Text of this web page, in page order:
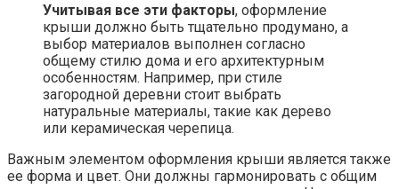
Учитывая все эти факторы, оформление
крыши должно быть тщательно продумано, а
выбор материалов выполнен согласно
общему стилю дома и его архитектурным
особенностям. Например, при стиле
загородной деревни стоит выбрать
натуральные материалы, такие как дерево
или керамическая черепица.
Важным элементом оформления крыши является также
ее форма и цвет. Они должны гармонировать с общим